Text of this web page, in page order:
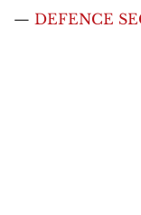
— DEFENCE